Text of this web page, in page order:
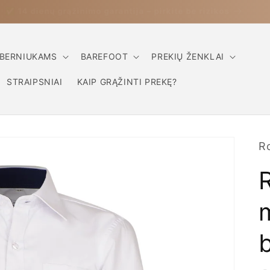
BERNIUKAMS BAREFOOT PREKIŲ ŽENKLAI
STRAIPSNIAI KAIP GRĄŽINTI PREKĘ?